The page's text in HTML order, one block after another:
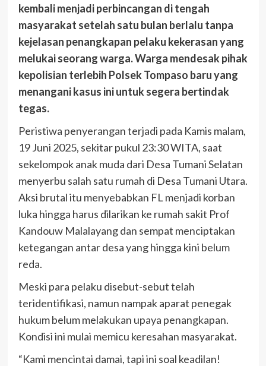
kembali menjadi perbincangan di tengah
masyarakat setelah satu bulan berlalu tanpa
kejelasan penangkapan pelaku kekerasan yang
melukai seorang warga. Warga mendesak pihak
kepolisian terlebih Polsek Tompaso baru yang
menangani kasus ini untuk segera bertindak
tegas.
Peristiwa penyerangan terjadi pada Kamis malam,
19 Juni 2025, sekitar pukul 23:30 WITA, saat
sekelompok anak muda dari Desa Tumani Selatan
menyerbu salah satu rumah di Desa Tumani Utara.
Aksi brutal itu menyebabkan FL menjadi korban
luka hingga harus dilarikan ke rumah sakit Prof
Kandouw Malalayang dan sempat menciptakan
ketegangan antar desa yang hingga kini belum
reda.
Meski para pelaku disebut-sebut telah
teridentifikasi, namun nampak aparat penegak
hukum belum melakukan upaya penangkapan.
Kondisi ini mulai memicu keresahan masyarakat.
“Kami mencintai damai, tapi ini soal keadilan!